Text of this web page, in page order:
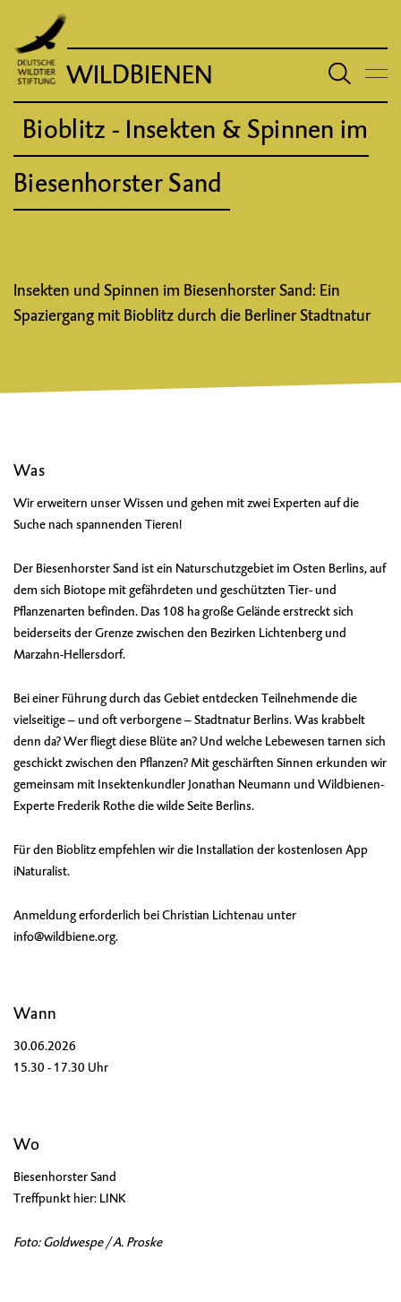
WILDBIENEN
Bioblitz - Insekten & Spinnen im
Biesenhorster Sand
Insekten und Spinnen im Biesenhorster Sand: Ein
Spaziergang mit Bioblitz durch die Berliner Stadtnatur
Was
Wir erweitern unser Wissen und gehen mit zwei Experten auf die
Suche nach spannenden Tieren!
Der Biesenhorster Sand ist ein Naturschutzgebiet im Osten Berlins, auf
dem sich Biotope mit gefährdeten und geschützten Tier- und
Pflanzenarten befinden. Das 108 ha große Gelände erstreckt sich
beiderseits der Grenze zwischen den Bezirken Lichtenberg und
Marzahn-Hellersdorf.
Bei einer Führung durch das Gebiet entdecken Teilnehmende die
vielseitige – und oft verborgene – Stadtnatur Berlins. Was krabbelt
denn da? Wer fliegt diese Blüte an? Und welche Lebewesen tarnen sich
geschickt zwischen den Pflanzen? Mit geschärften Sinnen erkunden wir
gemeinsam mit Insektenkundler Jonathan Neumann und Wildbienen-
Experte Frederik Rothe die wilde Seite Berlins.
Für den Bioblitz empfehlen wir die Installation der kostenlosen App
iNaturalist.
Anmeldung erforderlich bei Christian Lichtenau unter
info@wildbiene.org.
Wann
30.06.2026
15.30 - 17.30 Uhr
Wo
Biesenhorster Sand
Treffpunkt hier: LINK
Foto: Goldwespe / A. Proske